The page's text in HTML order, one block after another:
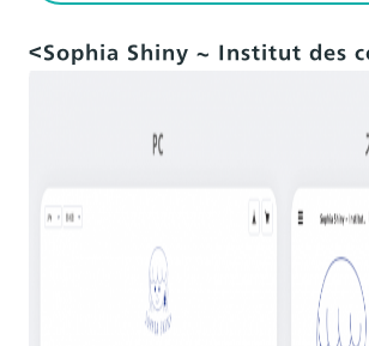
＜Sophia Shiny ~ Institut des